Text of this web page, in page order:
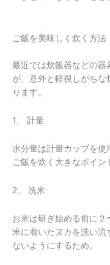
ご飯を美味しく炊く方法
最近では炊飯器などの器
が、意外と軽視しがち
ります。
1、 計量
水分量は計量カップを使
ご飯を炊く大きなポイン
2、 洗米
お米は研ぎ始める前に
米に着いたヌカを洗い流
ないようにするため。